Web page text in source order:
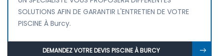
SOLUTIONS AFIN DE GARANTIR L'ENTRETIEN DE VOTRE
PISCINE À Burcy.
DEMANDEZ VOTRE DEVIS PISCINE À BURCY